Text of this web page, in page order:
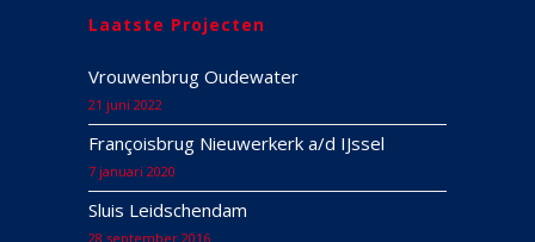
Laatste Projecten
Vrouwenbrug Oudewater
21 juni 2022
Françoisbrug Nieuwerkerk a/d IJssel
7 januari 2020
Sluis Leidschendam
28 september 2016